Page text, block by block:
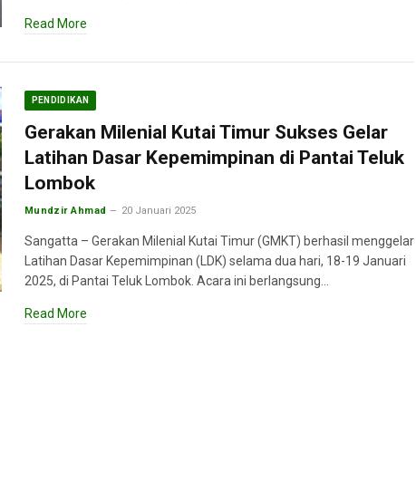
Read More
PENDIDIKAN
Gerakan Milenial Kutai Timur Sukses Gelar
Latihan Dasar Kepemimpinan di Pantai Teluk
Lombok
Mundzir Ahmad 20 Januari 2025
Sangatta – Gerakan Milenial Kutai Timur (GMKT) berhasil menggelar
Latihan Dasar Kepemimpinan (LDK) selama dua hari, 18-19 Januari
2025, di Pantai Teluk Lombok. Acara ini berlangsung…
Read More